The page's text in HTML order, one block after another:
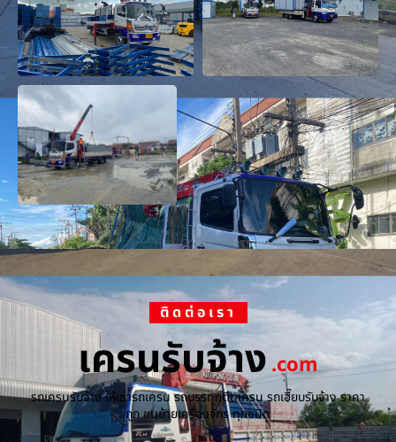
ติดต่อเรา
เครนรับจ้าง.com
รถเครนรับจ้าง ให้เช่ารถเครน รถบรรทุกติดเครน รถเฮี๊ยบรับจ้าง ราคา
ถูก ขนย้ายเครื่องจักร ทุกชนิด